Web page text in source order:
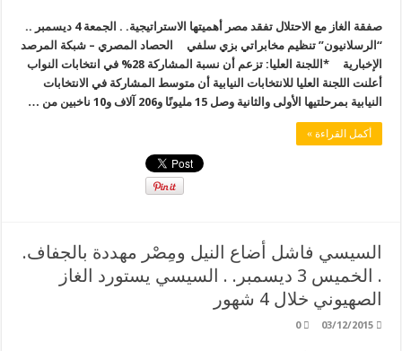
صفقة الغاز مع الاحتلال تفقد مصر أهميتها الاستراتيجية. . الجمعة 4 ديسمبر ..
“الرسلانيون” تنظيم مخابراتي بزي سلفي الحصاد المصري – شبكة المرصد
الإخبارية *اللجنة العليا: تزعم أن نسبة المشاركة 28% في انتخابات النواب
أعلنت اللجنة العليا للانتخابات النيابية أن متوسط المشاركة في الانتخابات
النيابية بمرحلتيها الأولى والثانية وصل 15 مليونًا و206 آلاف و10 ناخبين من …
أكمل القراءة »
السيسي فاشل أضاع النيل ومِصْر مهددة بالجفاف.
. الخميس 3 ديسمبر. . السيسي يستورد الغاز
الصهيوني خلال 4 شهور
03/12/2015
0